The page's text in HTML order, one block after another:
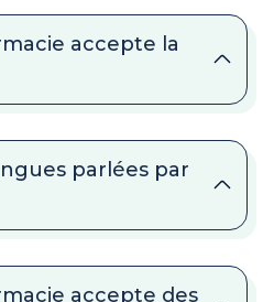
accepte la
parlées par
accepte des